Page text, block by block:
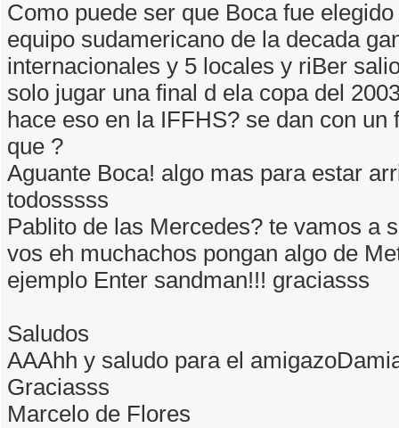
Como puede ser que Boca fue
equipo sudamericano de la decada
internacionales y 5 locales y riBer
solo jugar una final d ela copa del
hace eso en la IFFHS? se dan con un
que ?
Aguante Boca! algo mas para estar
todosssss
Pablito de las Mercedes? te vamos a
vos eh muchachos pongan algo de
ejemplo Enter sandman!!! graciasss
Saludos
AAAhh y saludo para el
Graciasss
Marcelo de Flores